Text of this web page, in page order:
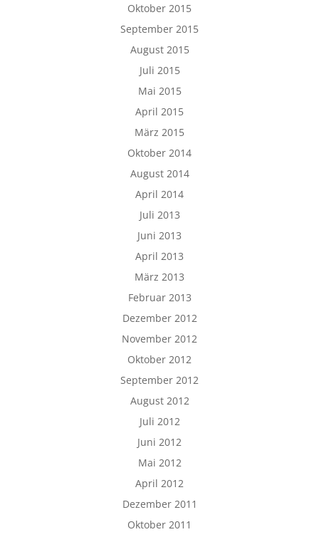
Oktober 2015
September 2015
August 2015
Juli 2015
Mai 2015
April 2015
März 2015
Oktober 2014
August 2014
April 2014
Juli 2013
Juni 2013
April 2013
März 2013
Februar 2013
Dezember 2012
November 2012
Oktober 2012
September 2012
August 2012
Juli 2012
Juni 2012
Mai 2012
April 2012
Dezember 2011
Oktober 2011